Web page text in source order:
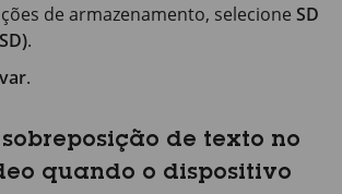
de armazenamento, selecioneSD
.
.
de texto no
quando o dispositivo